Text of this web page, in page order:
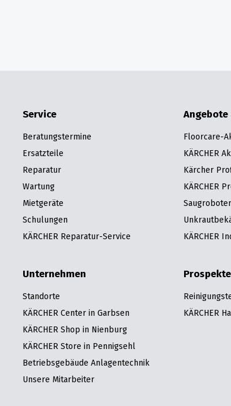
Service
Beratungstermine
Ersatzteile
Reparatur
Wartung
Mietgeräte
Schulungen
KÄRCHER Reparatur-Service
Unternehmen
Standorte
KÄRCHER Center in Garbsen
KÄRCHER Shop in Nienburg
KÄRCHER Store in Pennigsehl
Betriebsgebäude Anlagentechnik
Unsere Mitarbeiter
Floorcare-
KÄRCHER
Kärcher
KÄRCHER
KÄRCHER
KÄRCHER